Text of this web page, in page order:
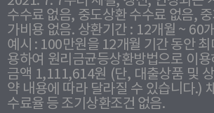
수수료 없음, 중도상환 수수료 없음,
가비용 없음. 상환기간 : 12개월 ~ 60
예시 : 100만원을 12개월 기간 동안
용하여 원리금균등상환방법으로 이
금액 1,111,614원 (단, 대출상품 및
약 내용에 따라 달라질 수 있습니다.)
수료율 등 조기상환조건 없음.